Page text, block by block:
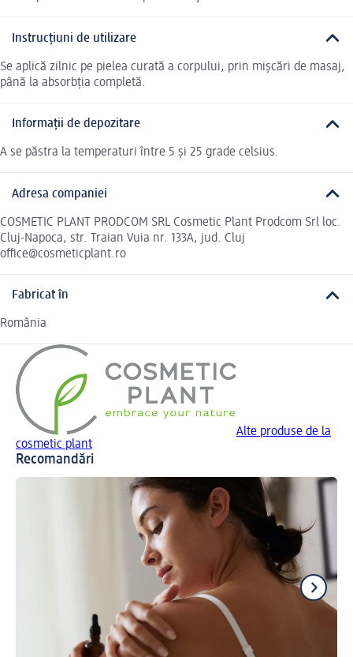
Instrucțiuni de utilizare
Se aplică zilnic pe pielea curată a corpului, prin mișcări de masaj,
până la absorbţia completă.
Informații de depozitare
A se păstra la temperaturi între 5 și 25 grade celsius.
Adresa companiei
COSMETIC PLANT PRODCOM SRL Cosmetic Plant Prodcom Srl loc.
Cluj-Napoca, str. Traian Vuia nr. 133A, jud. Cluj
office@cosmeticplant.ro
Fabricat în
România
Alte produse de la
cosmetic plant
Recomandări